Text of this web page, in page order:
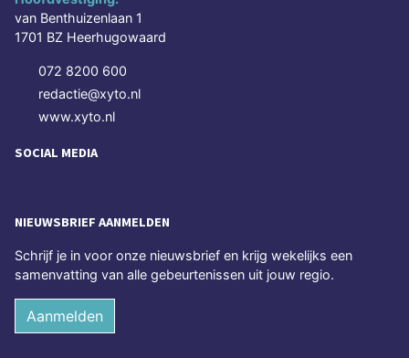
van Benthuizenlaan 1
1701 BZ Heerhugowaard
072 8200 600
redactie@xyto.nl
www.xyto.nl
SOCIAL MEDIA
NIEUWSBRIEF AANMELDEN
Schrijf je in voor onze nieuwsbrief en krijg wekelijks een
samenvatting van alle gebeurtenissen uit jouw regio.
Aanmelden